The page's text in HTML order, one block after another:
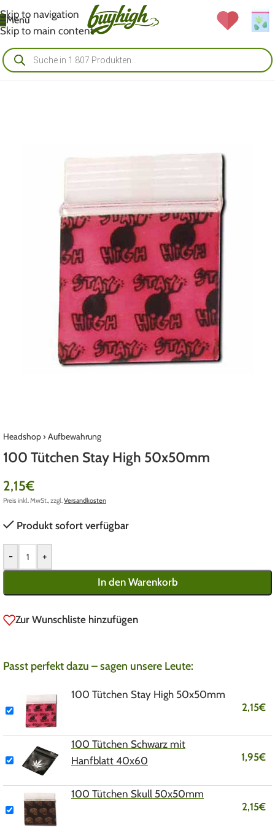
Skip to navigation
Skip to main content
Menü
Headshop› Aufbewahrung
100 Tütchen Stay High 50x50mm
2,15€
Preis inkl. MwSt., zzgl.Versandkosten
Produkt sofort verfügbar
- +
In den Warenkorb
Zur Wunschliste hinzufügen
Passt perfekt dazu – sagen unsere Leute:
100 Tütchen Stay High 50x50mm
2,15€
100 Tütchen Schwarz mit
Hanfblatt 40x60
1,95€
100 Tütchen Skull 50x50mm
2,15€